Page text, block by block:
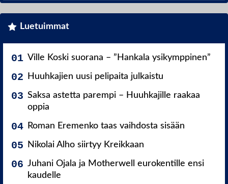
Luetuimmat
Ville Koski suorana – ”Hankala ysikymppinen”
Huuhkajien uusi pelipaita julkaistu
Saksa astetta parempi – Huuhkajille raakaa
oppia
Roman Eremenko taas vaihdosta sisään
Nikolai Alho siirtyy Kreikkaan
Juhani Ojala ja Motherwell eurokentille ensi
kaudelle